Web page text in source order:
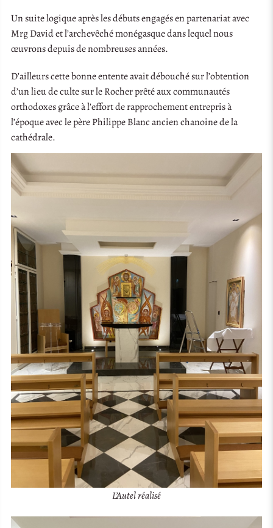
Un suite logique après les débuts engagés en partenariat avec
Mrg David et l’archevêché monégasque dans lequel nous
œuvrons depuis de nombreuses années.
D’ailleurs cette bonne entente avait débouché sur l’obtention
d’un lieu de culte sur le Rocher prêté aux communautés
orthodoxes grâce à l’effort de rapprochement entrepris à
l’époque avec le père Philippe Blanc ancien chanoine de la
cathédrale.
L’Autel réalisé